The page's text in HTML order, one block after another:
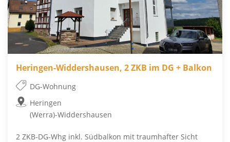
Heringen-Widdershausen, 2 ZKB im DG + Balkon
DG-Wohnung
Heringen
(Werra)-Widdershausen
2 ZKB-DG-Whg inkl. Südbalkon mit traumhafter Sicht